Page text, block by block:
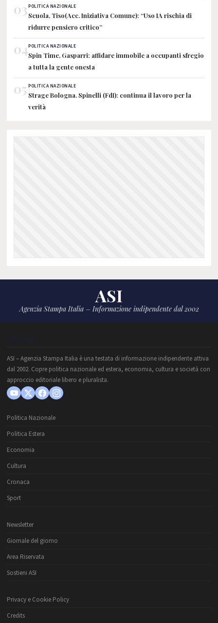
03POLITICA NAZIONALE
Scuola, Tiso(Acc. Iniziativa Comune): “Uso IA rischia di
ridurre pensiero critico”
04POLITICA NAZIONALE
Spin Time, Gasparri: affidare immobile a occupanti sfregio
a tutta la gente onesta
05 POLITICA NAZIONALE
Strage Bologna. Spinelli (FdI): continua il lavoro per la
verità
ASI
Agenzia Stampa Italia – Informazione indipendente dal 2002
CHI SIAMO
ASI – Agenzia Stampa Italia è una testata di informazione indipendente attiva
dal 2002. Copre politica nazionale ed estera, economia, cultura e società con
approccio editoriale libero e pluralista.
Politica Nazionale
Politica Estera
Economia
Cultura
Cronaca
Sport
Newsletter
Giornale del giorno
Area Riservata
Sostieni ASI
Privacy e Cookie Policy
Credits